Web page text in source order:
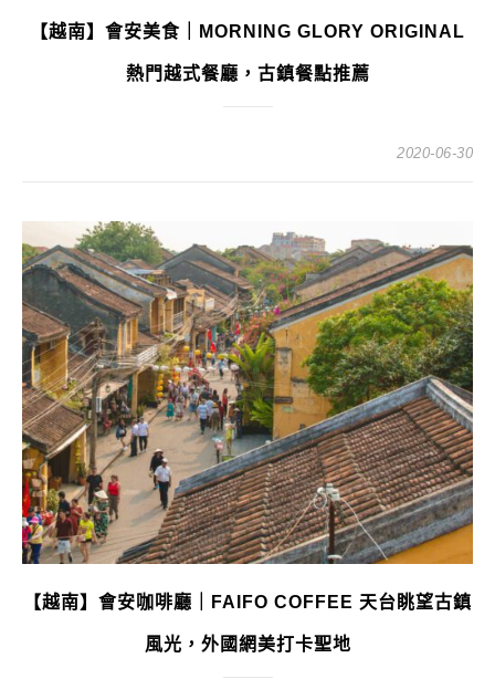
【越南】會安美食｜MORNING GLORY ORIGINAL
熱門越式餐廳，古鎮餐點推薦
2020-06-30
【越南】會安咖啡廳｜FAIFO COFFEE 天台眺望古鎮
風光，外國網美打卡聖地